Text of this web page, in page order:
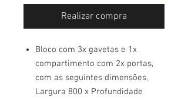
Realizar compra
Bloco com 3x gavetas e 1x
compartimento com 2x portas,
com as seguintes dimensões,
Largura 800 x Profundidade